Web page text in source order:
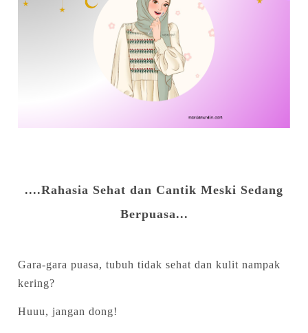
....Rahasia Sehat dan Cantik Meski Sedang
Berpuasa...
Gara-gara puasa, tubuh tidak sehat dan kulit nampak
kering?
Huuu, jangan dong!